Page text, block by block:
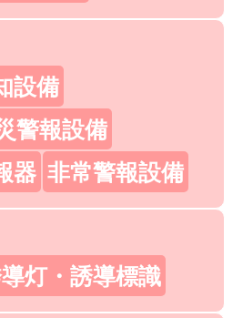
設備
警報設備
器 非常警報設備
灯・誘導標識